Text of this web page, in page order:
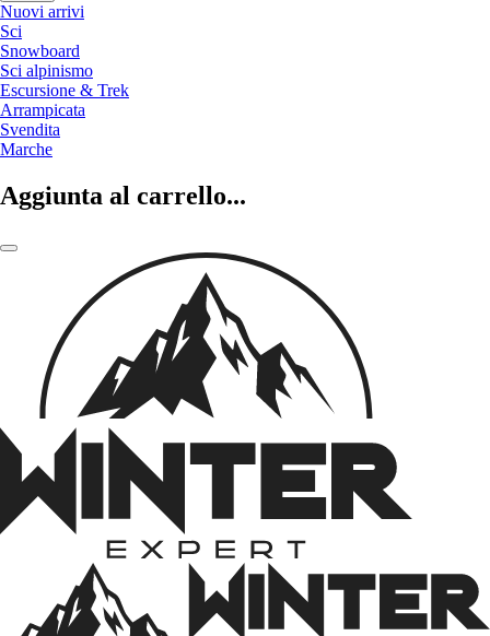
Nuovi arrivi
Sci
Snowboard
Sci alpinismo
Escursione & Trek
Arrampicata
Svendita
Marche
Aggiunta al carrello...